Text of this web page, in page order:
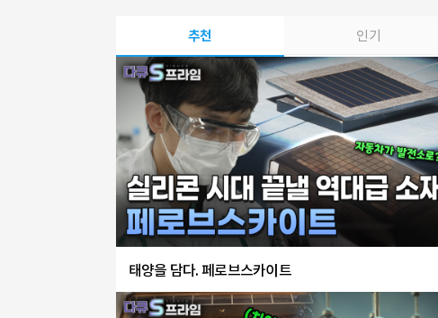
추천 인기
태양을 담다. 페로브스카이트